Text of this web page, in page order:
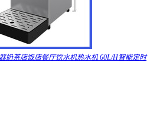
奶茶店饭店餐厅饮水机热水机 60L/H智能定时